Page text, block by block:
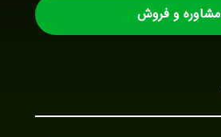
مشاوره و فروش